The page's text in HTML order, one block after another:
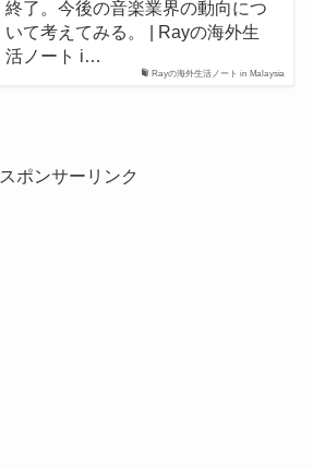
Rayの海外生活ノート in Malaysia
終了。今後の音楽業界の動向につ
いて考えてみる。 | Rayの海外生
活ノート i…
スポンサーリンク